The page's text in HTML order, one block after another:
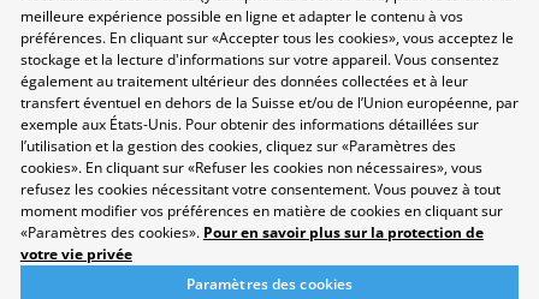
Points forts
Espace Exposants
Espace Enseignants
Suivez-nous sur les réseaux sociaux
meilleure expérience possible en ligne et adapter le contenu à vos
préférences. En cliquant sur «Accepter tous les cookies», vous acceptez le
stockage et la lecture d'informations sur votre appareil. Vous consentez
également au traitement ultérieur des données collectées et à leur
transfert éventuel en dehors de la Suisse et/ou de l’Union européenne, par
exemple aux États-Unis. Pour obtenir des informations détaillées sur
l’utilisation et la gestion des cookies, cliquez sur «Paramètres des
cookies». En cliquant sur «Refuser les cookies non nécessaires», vous
refusez les cookies nécessitant votre consentement. Vous pouvez à tout
moment modifier vos préférences en matière de cookies en cliquant sur
«Paramètres des cookies». Pour en savoir plus sur la protection de
votre vie privée
Paramètres des cookies